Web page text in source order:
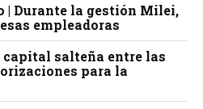
| Durante la gestión Milei,
empleadoras
capital salteña entre las
para la